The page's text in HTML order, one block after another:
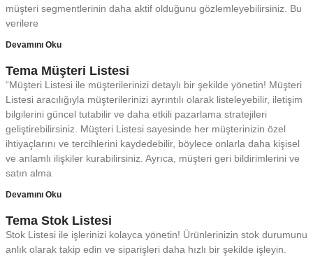
müşteri segmentlerinin daha aktif olduğunu gözlemleyebilirsiniz. Bu
verilere
Devamını Oku
Tema Müşteri Listesi
“Müşteri Listesi ile müşterilerinizi detaylı bir şekilde yönetin! Müşteri
Listesi aracılığıyla müşterilerinizi ayrıntılı olarak listeleyebilir, iletişim
bilgilerini güncel tutabilir ve daha etkili pazarlama stratejileri
geliştirebilirsiniz. Müşteri Listesi sayesinde her müşterinizin özel
ihtiyaçlarını ve tercihlerini kaydedebilir, böylece onlarla daha kişisel
ve anlamlı ilişkiler kurabilirsiniz. Ayrıca, müşteri geri bildirimlerini ve
satın alma
Devamını Oku
Tema Stok Listesi
Stok Listesi ile işlerinizi kolayca yönetin! Ürünlerinizin stok durumunu
anlık olarak takip edin ve siparişleri daha hızlı bir şekilde işleyin.